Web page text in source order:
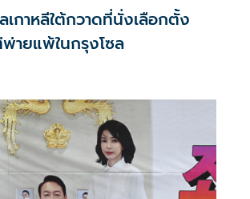
เกาหลีใต้กวาดที่นั่งเลือกตั้ง
ายแพ้ในกรุงโซล